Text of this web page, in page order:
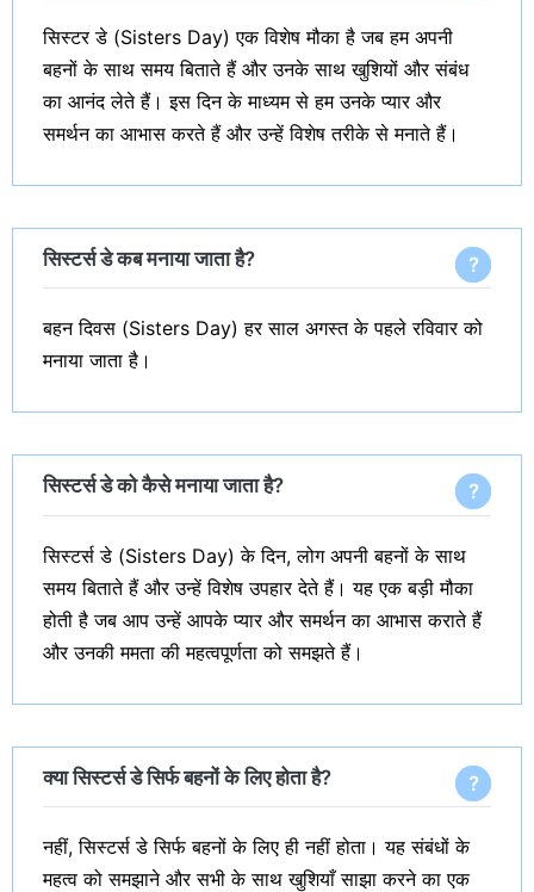
सिस्टर डे (Sisters Day) एक विशेष मौका है जब हम अपनी
बहनों के साथ समय बिताते हैं और उनके साथ खुशियों और संबंध
का आनंद लेते हैं। इस दिन के माध्यम से हम उनके प्यार और
समर्थन का आभास करते हैं और उन्हें विशेष तरीके से मनाते हैं।
सिस्टर्स डे कब मनाया जाता है?
बहन दिवस (Sisters Day) हर साल अगस्त के पहले रविवार को
मनाया जाता है।
सिस्टर्स डे को कैसे मनाया जाता है?
सिस्टर्स डे (Sisters Day) के दिन, लोग अपनी बहनों के साथ
समय बिताते हैं और उन्हें विशेष उपहार देते हैं। यह एक बड़ी मौका
होती है जब आप उन्हें आपके प्यार और समर्थन का आभास कराते हैं
और उनकी ममता की महत्वपूर्णता को समझते हैं।
क्या सिस्टर्स डे सिर्फ बहनों के लिए होता है?
नहीं, सिस्टर्स डे सिर्फ बहनों के लिए ही नहीं होता। यह संबंधों के
महत्व को समझाने और सभी के साथ खुशियाँ साझा करने का एक